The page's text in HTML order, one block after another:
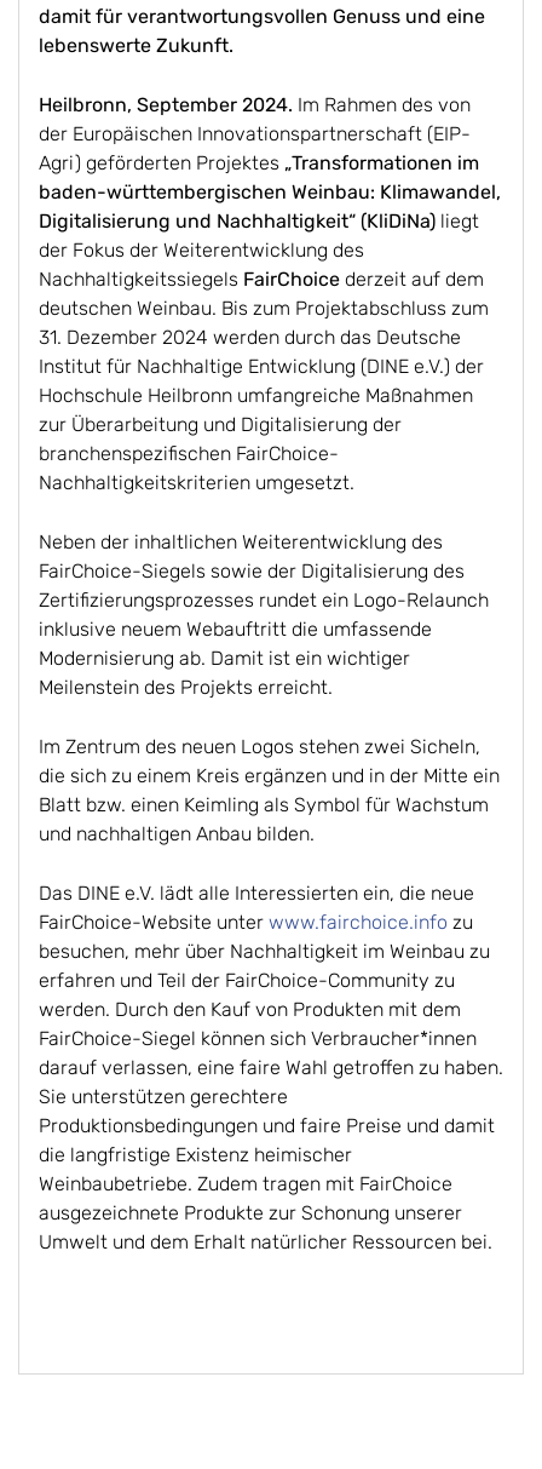
damit für verantwortungsvollen Genuss und eine
lebenswerte Zukunft.
Heilbronn, September 2024. Im Rahmen des von
der Europäischen Innovationspartnerschaft (EIP-
Agri) geförderten Projektes „Transformationen im
baden-württembergischen Weinbau: Klimawandel,
Digitalisierung und Nachhaltigkeit“ (KliDiNa) liegt
der Fokus der Weiterentwicklung des
Nachhaltigkeitssiegels FairChoice derzeit auf dem
deutschen Weinbau. Bis zum Projektabschluss zum
31. Dezember 2024 werden durch das Deutsche
Institut für Nachhaltige Entwicklung (DINE e.V.) der
Hochschule Heilbronn umfangreiche Maßnahmen
zur Überarbeitung und Digitalisierung der
branchenspezifischen FairChoice-
Nachhaltigkeitskriterien umgesetzt.
Neben der inhaltlichen Weiterentwicklung des
FairChoice-Siegels sowie der Digitalisierung des
Zertifizierungsprozesses rundet ein Logo-Relaunch
inklusive neuem Webauftritt die umfassende
Modernisierung ab. Damit ist ein wichtiger
Meilenstein des Projekts erreicht.
Im Zentrum des neuen Logos stehen zwei Sicheln,
die sich zu einem Kreis ergänzen und in der Mitte ein
Blatt bzw. einen Keimling als Symbol für Wachstum
und nachhaltigen Anbau bilden.
Das DINE e.V. lädt alle Interessierten ein, die neue
FairChoice-Website unter www.fairchoice.info zu
besuchen, mehr über Nachhaltigkeit im Weinbau zu
erfahren und Teil der FairChoice-Community zu
werden. Durch den Kauf von Produkten mit dem
FairChoice-Siegel können sich Verbraucher*innen
darauf verlassen, eine faire Wahl getroffen zu haben.
Sie unterstützen gerechtere
Produktionsbedingungen und faire Preise und damit
die langfristige Existenz heimischer
Weinbaubetriebe. Zudem tragen mit FairChoice
ausgezeichnete Produkte zur Schonung unserer
Umwelt und dem Erhalt natürlicher Ressourcen bei.